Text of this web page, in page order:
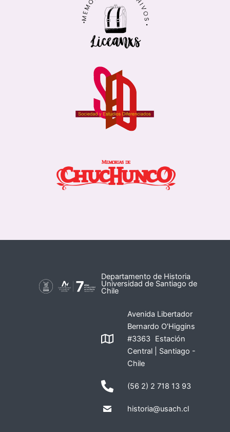
Departamento de Historia
Universidad de Santiago de
Chile
Avenida Libertador
Bernardo O'Higgins
#3363 Estación
Central | Santiago -
Chile
(56 2) 2 718 13 93
historia@usach.cl